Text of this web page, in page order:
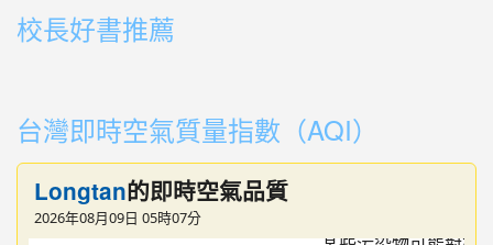
校長好書推薦
台灣即時空氣質量指數（AQI）
Longtan的即時空氣品質
2026年08月09日 05時07分